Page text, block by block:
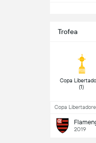
Trofea
Copa
(1)
Copa
2019